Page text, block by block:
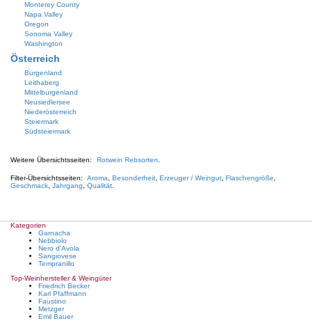
Monterey County
Napa Valley
Oregon
Sonoma Valley
Washington
Österreich
Burgenland
Leithaberg
Mittelburgenland
Neusiedlersee
Niederösterreich
Steiermark
Südsteiermark
Weitere Übersichtsseiten: Rotwein Rebsorten
Filter-Übersichtsseiten: Aroma Besonderheit Erzeuger / Weingut Flaschengröße
Geschmack Jahrgang Qualität
Kategorien
Garnacha
Nebbiolo
Nero d'Avola
Sangiovese
Tempranillo
Top-Weinhersteller & Weingüter
Friedrich Becker
Karl Pfaffmann
Faustino
Metzger
Emil Bauer